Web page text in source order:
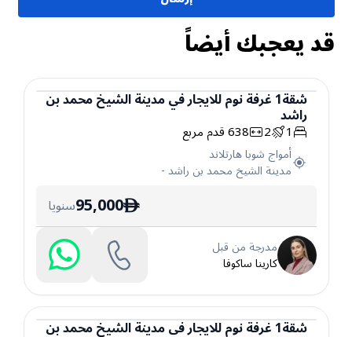
قد يعجبك أيضاً
شقة
شقة1غرفة نومللايجارفيمدينة الشيخ محمد بن
راشد
1
2
638قدم مربع
أمواج شوبا هارتلاند
مدينة الشيخ محمد بن راشد-
ê
95,000سنويا
مدرجة من قبل
كارينا ساكوفا
شقة1غرفة نومللايجارفيمدينة الشيخ محمد بن